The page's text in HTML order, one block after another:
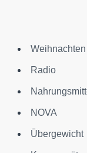
Weihnachten
Radio
NOVA
Übergewicht